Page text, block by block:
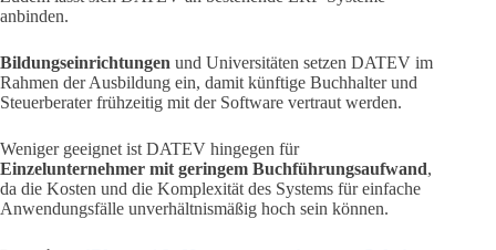
anbinden.
Bildungseinrichtungen und Universitäten setzen DATEV im
Rahmen der Ausbildung ein, damit künftige Buchhalter und
Steuerberater frühzeitig mit der Software vertraut werden.
Weniger geeignet ist DATEV hingegen für
Einzelunternehmer mit geringem Buchführungsaufwand,
da die Kosten und die Komplexität des Systems für einfache
Anwendungsfälle unverhältnismäßig hoch sein können.